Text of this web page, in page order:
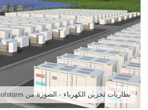
بطاريات تخزين الكهرباء - الصورة من autofutures